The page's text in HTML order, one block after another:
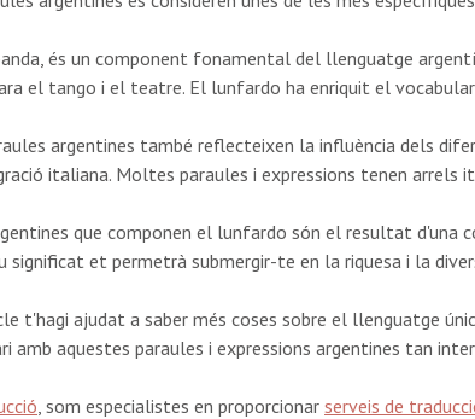
és un component fonamental del llenguatge
el tango i el teatre. El lunfardo ha enriquit el
argentines també reflecteixen la influència dels
italiana. Moltes paraules i expressions tenen
que componen el lunfardo són el resultat d'una
significat et permetrà submergir-te en la riquesa i la
t'hagi ajudat a saber més coses sobre el llenguatge
amb aquestes paraules i expressions argentines tan
, som especialistes en proporcionar serveis de